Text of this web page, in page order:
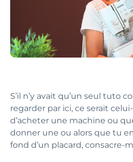
S’il n’y avait qu’un seul tuto
regarder par ici, ce serait
d’acheter une machine ou
donner une ou alors que tu
fond d’un placard, consacre-